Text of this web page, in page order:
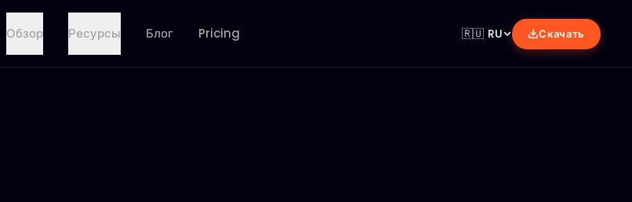
Обзор Ресурсы Блог Pricing 🇷🇺 RU Скачать